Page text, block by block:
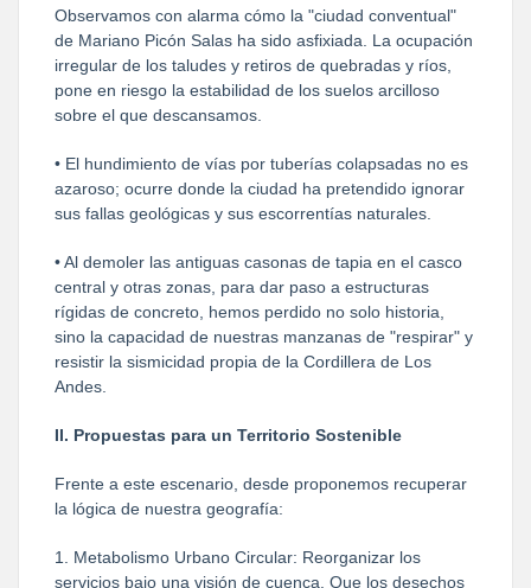
Observamos con alarma cómo la "ciudad conventual"
de Mariano Picón Salas ha sido asfixiada. La ocupación
irregular de los taludes y retiros de quebradas y ríos,
pone en riesgo la estabilidad de los suelos arcilloso
sobre el que descansamos.
• El hundimiento de vías por tuberías colapsadas no es
azaroso; ocurre donde la ciudad ha pretendido ignorar
sus fallas geológicas y sus escorrentías naturales.
• Al demoler las antiguas casonas de tapia en el casco
central y otras zonas, para dar paso a estructuras
rígidas de concreto, hemos perdido no solo historia,
sino la capacidad de nuestras manzanas de "respirar" y
resistir la sismicidad propia de la Cordillera de Los
Andes.
II. Propuestas para un Territorio Sostenible
Frente a este escenario, desde proponemos recuperar
la lógica de nuestra geografía:
1. Metabolismo Urbano Circular: Reorganizar los
servicios bajo una visión de cuenca. Que los desechos